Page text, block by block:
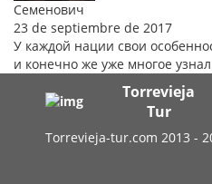
Семенович
23 de septiembre de 2017
У каждой нации свои
и конечно же уже многое
Torrevieja
Tur
Torrevieja-tur.com 2013 -